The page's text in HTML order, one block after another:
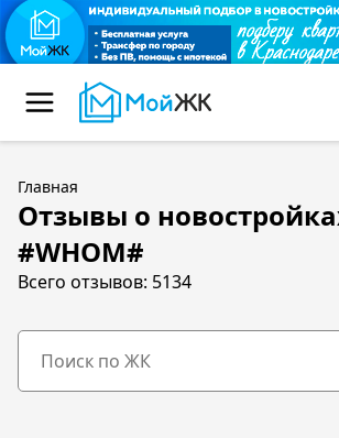
Главная
Отзывы о
#WHOM#
Всего отзывов: 5134